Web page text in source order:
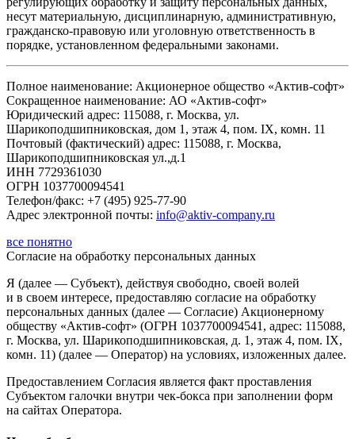
несут материальную, дисциплинарную, административную,
гражданско-правовую или уголовную ответственность в
порядке, установленном федеральными законами.
Полное наименование: Акционерное общество «Актив-софт»
Сокращенное наименование: АО «Актив-софт»
Юридический адрес: 115088, г. Москва, ул.
Шарикоподшипниковская, дом 1, этаж 4, пом. IX, комн. 11
Почтовый (фактический) адрес: 115088, г. Москва,
Шарикоподшипниковская ул.,д.1
ИНН 7729361030
ОГРН 1037700094541
Телефон/факс: +7 (495) 925-77-90
Адрес электронной почты: info@aktiv-company.ru
все понятно
Согласие на обработку персональных данных
Я (далее — Субъект), действуя свободно, своей волей
и в своем интересе, предоставляю согласие на обработку
персональных данных (далее — Согласие) Акционерному
обществу «Актив-софт» (ОГРН 1037700094541, адрес: 115088,
г. Москва, ул. Шарикоподшипниковская, д. 1, этаж 4, пом. IX,
комн. 11) (далее — Оператор) на условиях, изложенных далее.
Предоставлением Согласия является факт проставления
Субъектом галочки внутри чек-бокса при заполнении форм
на сайтах Оператора.